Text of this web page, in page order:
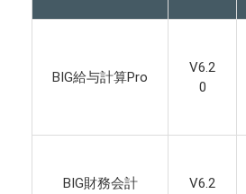
BIG給与計算Pro
V6.2
0
BIG財務会計
V6.2